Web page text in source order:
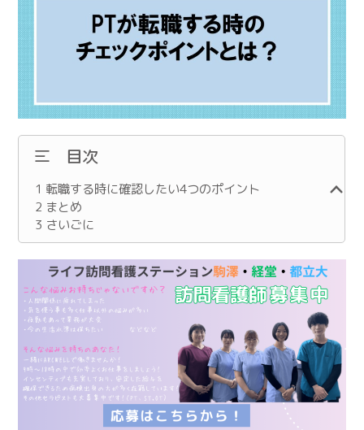
目次
1 転職する時に確認したい4つのポイント
2 まとめ
3 さいごに